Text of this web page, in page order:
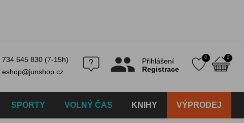
734 645 830 (7-15h)
eshop@junshop.cz
Přihlášení
Registrace
0 0
SPORTY VOLNÝ ČAS KNIHY VÝPRODEJ